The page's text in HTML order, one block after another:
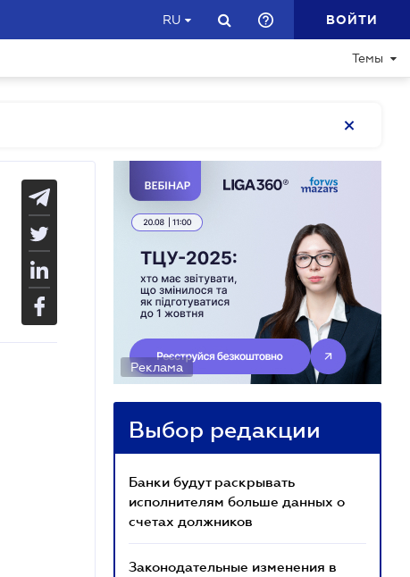
RU ВОЙТИ
Темы
Реклама
Выбор редакции
Банки будут раскрывать
исполнителям больше данных о
счетах должников
Законодательные изменения в